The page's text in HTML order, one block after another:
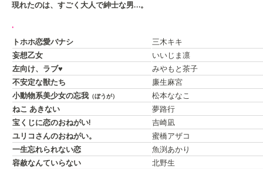
現れたのは、すごく大人で紳士な男…。
.
トホホ恋愛バナシ
三木キキ
妄想乙女
いいじま凛
左向け、ラブ♥
みやもと茶子
不安定な獣たち
廉生麻宮
小動物系美少女の忘我 （ぼうが）
松本ななこ
ねこ あきない
夢路行
宝くじに恋のおねがい!
吉崎凪
ユリコさんのおねがい。
蜜橋アザコ
一生忘れられない恋
魚渕あかり
容赦なんていらない
北野生